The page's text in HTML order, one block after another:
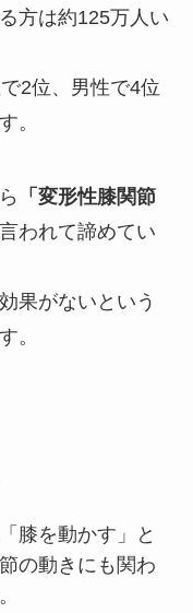
方は約125万人い
2位、男性で4位
。
「変形性膝関節
われて諦めてい
果がないという
。
膝を動かす」と
の動きにも関わ